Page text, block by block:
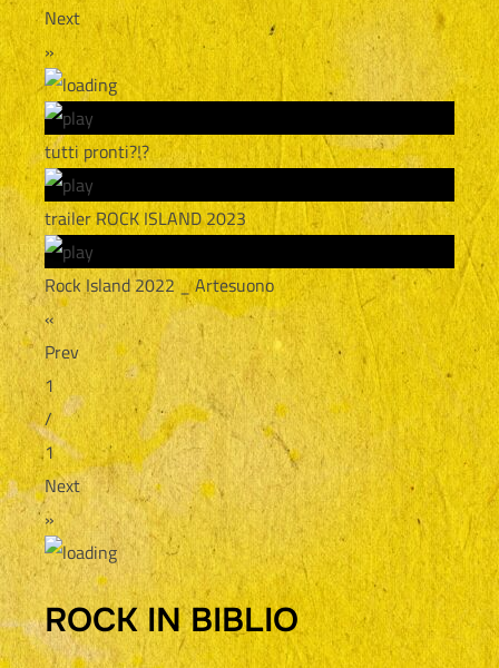
Next
»
tutti pronti?!?
trailer ROCK ISLAND 2023
Rock Island 2022 _ Artesuono
«
Prev
1
/
1
Next
»
ROCK IN BIBLIO